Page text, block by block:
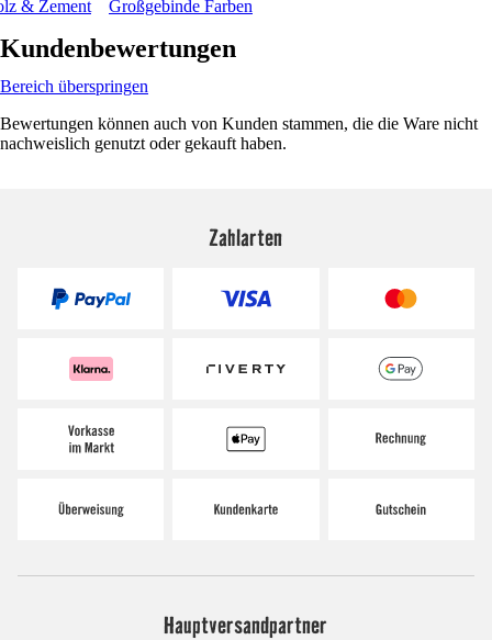
& Zement
Großgebinde Farben
Kundenbewertungen
Bereich überspringen
Bewertungen können auch von Kunden stammen, die die Ware nicht
nachweislich genutzt oder gekauft haben.
Zahlarten
Hauptversandpartner